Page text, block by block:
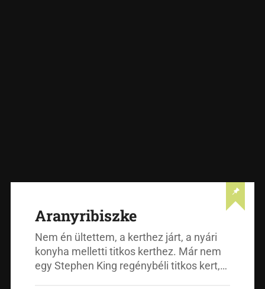
Aranyribiszke
Nem én ültettem, a kerthez járt, a nyári
konyha melletti titkos kerthez. Már nem
egy Stephen King regénybéli titkos kert,…